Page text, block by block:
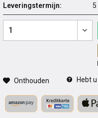
Leveringstermijn:
Onthouden Hebt